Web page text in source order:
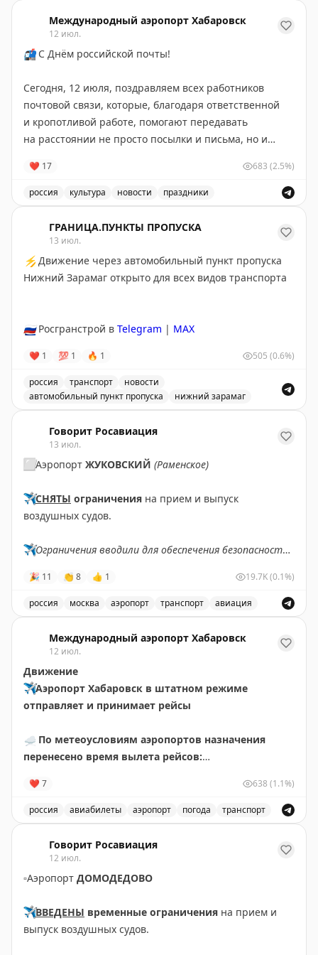
Международный аэропорт Хабаровск
12 июл.
📬С Днём российской почты!
Сегодня, 12 июля, поздравляем всех работников
почтовой связи, которые, благодаря ответственной
и кропотливой работе, помогают передавать
на расстоянии не просто посылки и письма, но и
в этих посланиях
Желаем крепкого здоровья, стабильной
бесперебойной работы💛
📸 Андрей Лавринович
❤ 17 683 (2.5%)
россия культура новости праздники
ГРАНИЦА.ПУНКТЫ ПРОПУСКА
13 июл.
⚡ Движение через автомобильный пункт пропуска
Нижний Зарамаг открыто для всех видов транспорта
🇷🇺Росгранстрой в Telegram | MAX
❤ 1 💯 1 🔥 1 505 (0.6%)
россия транспорт
новости
автомобильный пункт пропуска
нижний зарамаг
Говорит Росавиация
13 июл.
⬜️Аэропорт ЖУКОВСКИЙ (Раменское)
✈️СНЯТЫ ограничения на прием и выпуск
воздушных судов.
✈️Ограничения вводили для обеспечения безопасности
✈️ Говорит Росавиация| MAX
🎉 11 👏 8 👍 1 19.7K(0.1%)
россия москва аэропорт транспорт авиация
Международный аэропорт Хабаровск
12 июл.
Движение
✈️Аэропорт Хабаровск в штатном режиме
отправляет и принимает рейсы
☁️ По метеоусловиям аэропортов назначения
перенесено время вылета рейсов:
Ожидаемое время отправления – 14 июля в 12.30
🟡НИ411 Хабаровск – Чегдомын. Ожидаемое время
отправления – 15 июля в 10.35
Авиакомпаниями перенесено время вылета
рейсов:
Информация о времени вылета – 10.10
🟡НИ419 Хабаровск – Охотск за 11, 12, 13 июля.
❤ 7 638 (1.1%)
россия авиабилеты аэропорт погода транспорт
Говорит Росавиация
12 июл.
▫️Аэропорт ДОМОДЕДОВО
✈️ВВЕДЕНЫ временные ограничения на прием и
выпуск воздушных судов.